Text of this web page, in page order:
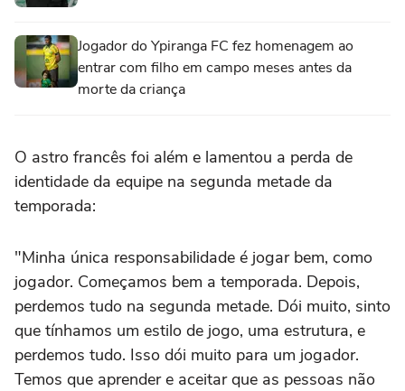
Jogador do Ypiranga FC fez homenagem ao
entrar com filho em campo meses antes da
morte da criança
O astro francês foi além e lamentou a perda de
identidade da equipe na segunda metade da
temporada:
"Minha única responsabilidade é jogar bem, como
jogador. Começamos bem a temporada. Depois,
perdemos tudo na segunda metade. Dói muito, sinto
que tínhamos um estilo de jogo, uma estrutura, e
perdemos tudo. Isso dói muito para um jogador.
Temos que aprender e aceitar que as pessoas não